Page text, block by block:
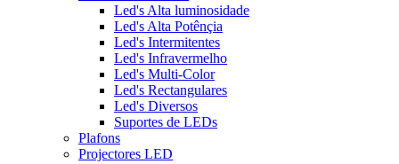
Led's Alta luminosidade
Led's Alta Potênçia
Led's Intermitentes
Led's Infravermelho
Led's Multi-Color
Led's Rectangulares
Led's Diversos
Suportes de LEDs
Plafons
Projectores LED